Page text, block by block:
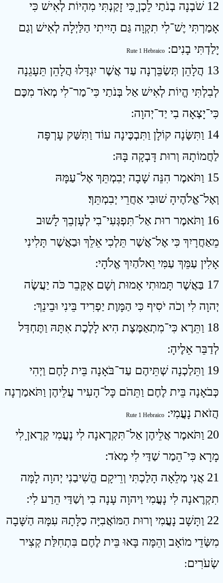
12 שֹׁבְנָה בְנֹתַי לֵכְןָ כִּי זָקַנְתִּי מִהְיוֹת לְאִישׁ כִּי
אָמַרְתִּי יֶשׁ־לִי תִקְוָה גַּם הָיִיתִי הַלַּיְלָה לְאִישׁ וְגַם
יָלַדְתִּי בָנִים ׃ Rute 1 Hebraico
13 הֲלָהֵן תְּשַׂבֵּרְנָה עַד אֲשֶׁר יִגְדָּלוּ הֲלָהֵן תֵּעָגֵנָה
לְבִלְתִּי הֱיוֹת לְאִישׁ אַל בְּנֹתַי כִּי־מַר־לִי מְאֹד מִכֶּם
כִּי־יָצְאָה בִי יַד־יְהוָה ׃
14 וַתִּשֶּׂנָה קוֹלָן וַתִּבְכֶּינָה עוֹד וַתִּשַּׁק עָרְפָּה
לַחֲמוֹתָהּ וְרוּת דָּבְקָה בָּהּ ׃
15 וַתֹּאמֶר הִנֵּה שָׁבָה יְבִמְתֵּךְ אֶל־עַמָּהּ
וְאֶל־אֱלֹהֶיהָ שׁוּבִי אַחֲרֵי יְבִמְתֵּךְ׃
16 וַתֹּאמֶר רוּת אַל־תִּפְגְּעִי־בִי לְעָזְבֵךְ לָשׁוּב
מֵאַחֲרָיִךְ כִּי אֶל־אֲשֶׁר תֵּלְכִי אֵלֵךְ וּבַאֲשֶׁר תָּלִינִי
אָלִין עַמֵּךְ עַמִּי וֵאלֹהַיִךְ אֱלֹהָי ׃
17 בַּאֲשֶׁר תָּמוּתִי אָמוּת וְשָׁם אֶקָּבֵר כֹּה יַעֲשֶׂה
יְהוָה לִי וְכֹה יֹסִיף כִּי הַמָּוֶת יַפְרִיד בֵּינִי וּבֵינֵךְ ׃
18 וַתֵּרֶא כִּי־מִתְאַמֶּצֶת הִיא לָלֶכֶת אִתָּהּ וַתֶּחְדַּל
לְדַבֵּר אֵלֶיהָ ׃
19 וַתֵּלַכְנָה שְׁתֵּיהֶם עַד־בֹּאָנָה בֵּית לָחֶם וַיְהִי
כְּבֹאָנָה בֵּית לֶחֶם וַתֵּהֹם כָּל־הָעִיר עֲלֵיהֶן וַתֹּאמַרְנָה
הֲזֹאת נָעֳמִי ׃ Rute 1 Hebraico
20 וַתֹּאמֶר אֲלֵיהֶן אַל־תִּקְרֶאנָה לִי נָעֳמִי קְרֶאןָ לִי
מָרָא כִּי־הֵמַר שַׁדַּי לִי מְאֹד ׃
21 אֲנִי מְלֵאָה הָלַכְתִּי וְרֵיקָם הֱשִׁיבַנִי יְהוָה לָמָּה
תִקְרֶאנָה לִי נָעֳמִי וַיהוָה עָנָה בִי וְשַׁדַּי הֵרַע לִי ׃
22 וַתָּשָׁב נָעֳמִי וְרוּת הַמּוֹאֲבִיָּה כַלָּתָהּ עִמָּהּ הַשָּׁבָה
מִשְּׂדֵי מוֹאָב וְהֵמָּה בָּאוּ בֵּית לֶחֶם בִּתְחִלַּת קְצִיר
שְׂעֹרִים׃